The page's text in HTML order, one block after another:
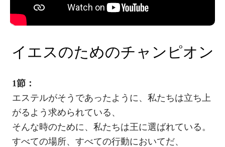
イエスのためのチャンピオン
1節：
エステルがそうであったように、私たちは立ち上
がるよう求められている、
そんな時のために、私たちは王に選ばれている。
すべての場所、すべての行動においてだ、